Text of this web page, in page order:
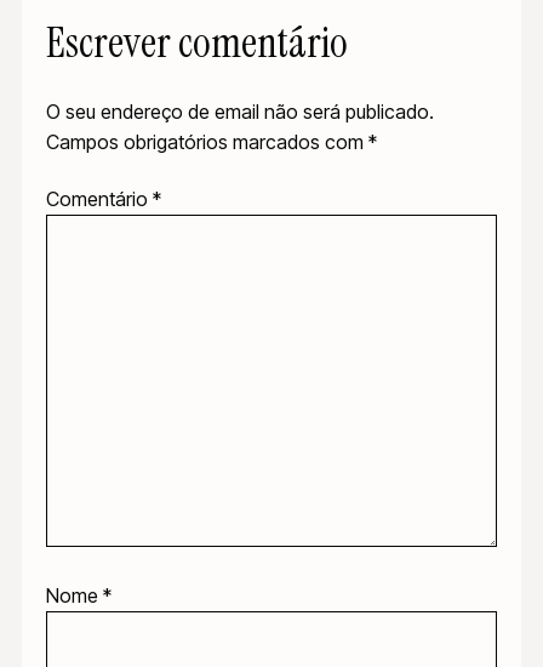
Escrever comentário
O seu endereço de email não será publicado.
Campos obrigatórios marcados com *
Comentário *
Nome *